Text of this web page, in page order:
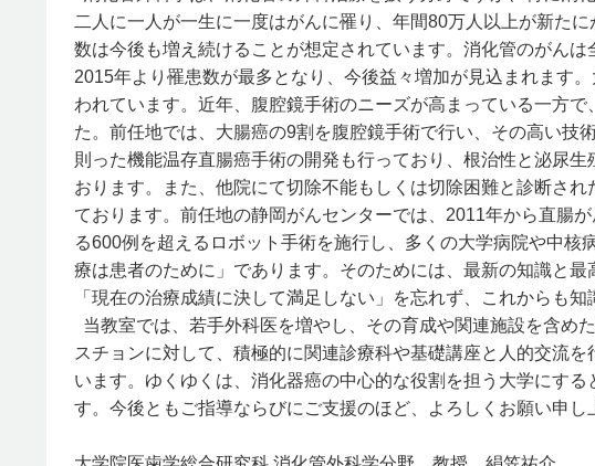
二人に一人が一生に一度はがんに罹り、年間80万人以上が新た
数は今後も増え続けることが想定されています。消化管のがん
2015年より罹患数が最多となり、今後益々増加が見込まれます
われています。近年、腹腔鏡手術のニーズが高まっている一方
た。前任地では、大腸癌の9割を腹腔鏡手術で行い、その高い技
則った機能温存直腸癌手術の開発も行っており、根治性と泌尿
おります。また、他院にて切除不能もしくは切除困難と診断さ
ております。前任地の静岡がんセンターでは、2011年から直腸
る600例を超えるロボット手術を施行し、多くの大学病院や中
療は患者のために」であります。そのためには、最新の知識と
「現在の治療成績に決して満足しない」を忘れず、これからも
当教室では、若手外科医を増やし、その育成や関連施設を含め
スチョンに対して、積極的に関連診療科や基礎講座と人的交流
います。ゆくゆくは、消化器癌の中心的な役割を担う大学にす
す。今後ともご指導ならびにご支援のほど、よろしくお願い申し